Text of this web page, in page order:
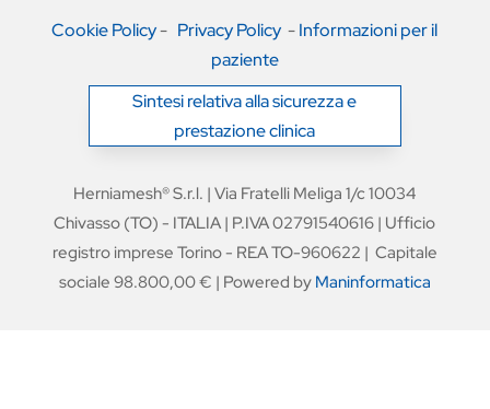
Cookie Policy- Privacy Policy -Informazioni per il
paziente
Sintesi relativa alla sicurezza e
prestazione clinica
Herniamesh® S.r.l. | Via Fratelli Meliga 1/c 10034
Chivasso (TO) - ITALIA | P.IVA 02791540616 | Ufficio
registro imprese Torino - REA TO-960622 | Capitale
sociale 98.800,00 € | Powered by Maninformatica